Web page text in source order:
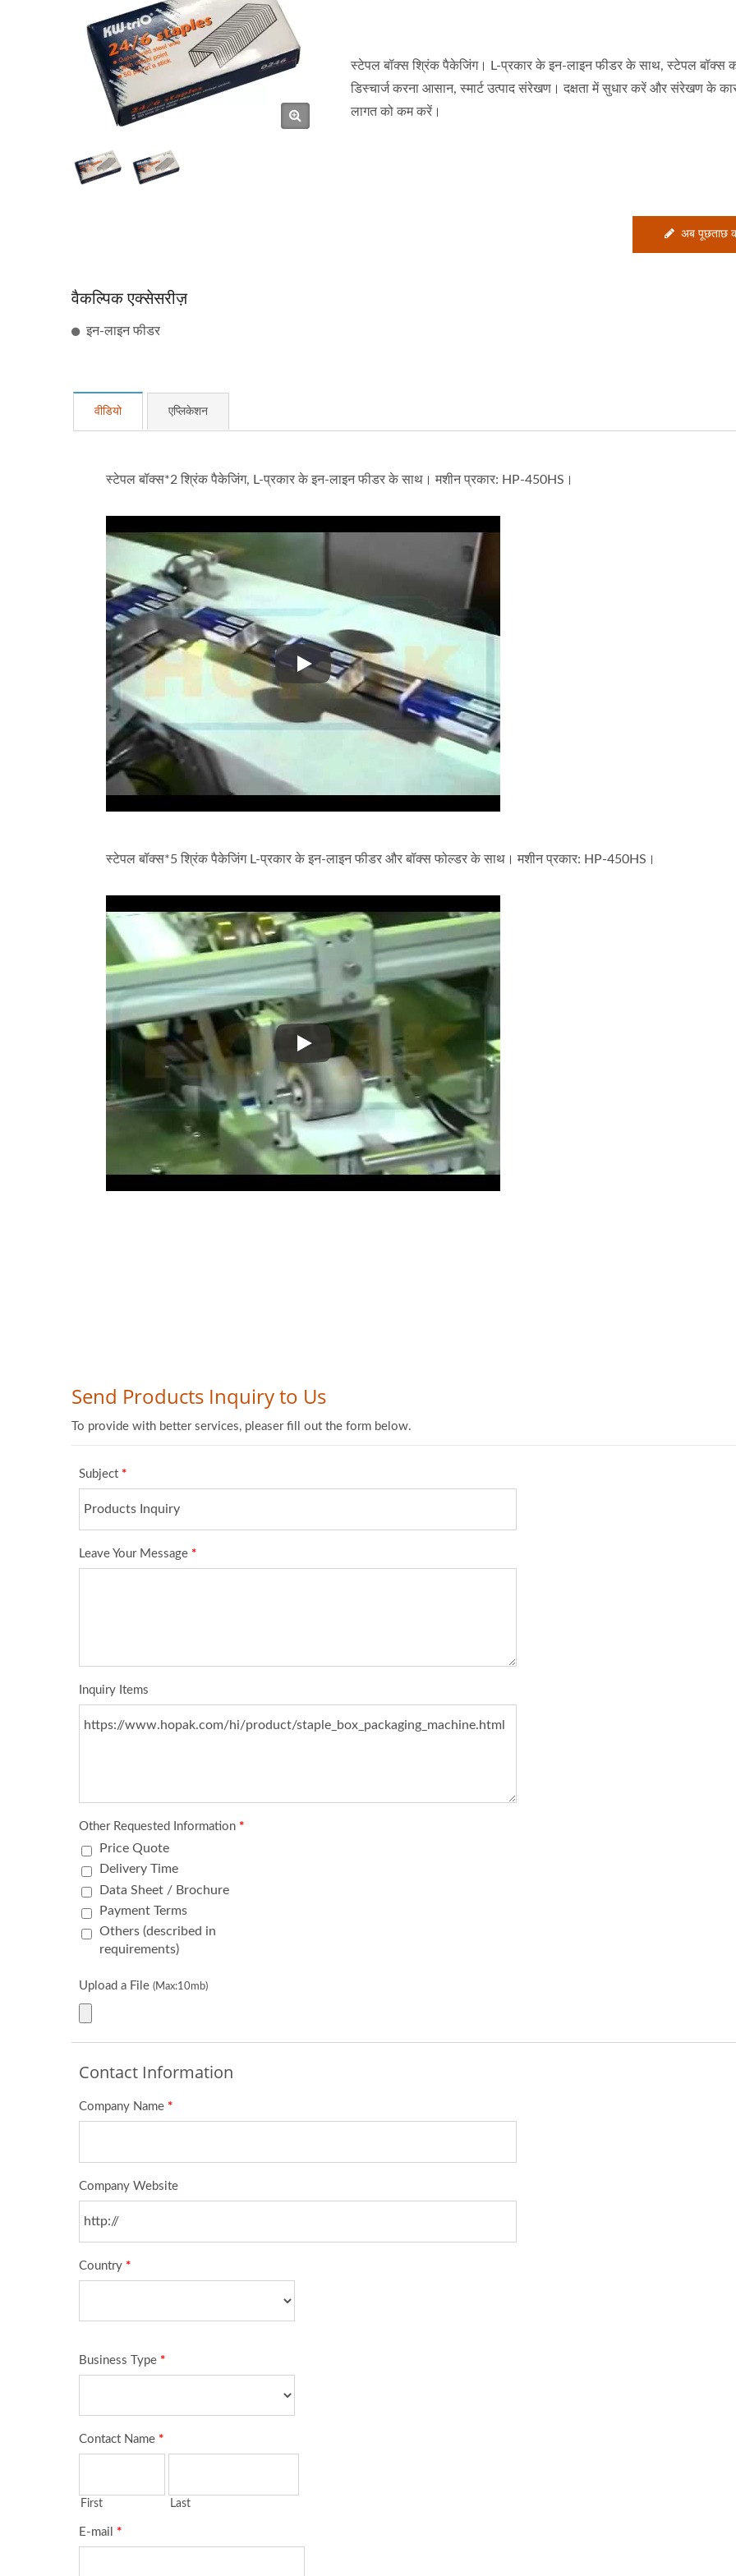
स्टेपल बॉक्स श्रिंक पैकेजिंग। L-प्रकार के इन-लाइन फीडर के साथ, स्टेपल बॉक्स
डिस्चार्ज करना आसान, स्मार्ट उत्पाद संरेखण। दक्षता में सुधार करें और संरेखण के
लागत को कम करें।
अब पूछताछ
वैकल्पिक एक्सेसरीज़
इन-लाइन फीडर
वीडियो एप्लिकेशन
स्टेपल बॉक्स*2 श्रिंक पैकेजिंग, L-प्रकार के इन-लाइन फीडर के साथ। मशीन प्रकार: HP-450HS।
स्टेपल बॉक्स*2 श्रिंक पैकेजिंग, L-प्रकार के इन-लाइन फीडर के साथ। मशीन प्रकार: HP-
स्टेपल बॉक्स*5 श्रिंक पैकेजिंग L-प्रकार के इन-लाइन फीडर और बॉक्स फोल्डर के साथ। मशीन प्रकार: HP-450HS।
स्टेपल बॉक्स*5 श्रिंक पैकेजिंग L-प्रकार के इन-लाइन फीडर और बॉक्स फोल्डर के साथ।
हॉट गूल्स स्टिक्स ऑटोमेशन पैकेजिंग
लाइन
स्टीम बन्स ग्रुप पैकेजिंग बिना ट्रे
पैकेजिंग मशीन